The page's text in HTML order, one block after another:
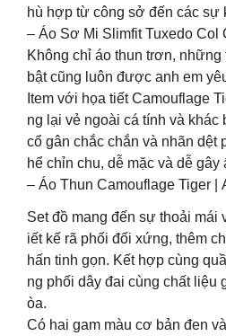
hù hợp từ công sở đến các sự
– Áo Sơ Mi Slimfit Tuxedo Col
Không chỉ áo thun trơn,
bật cũng luôn được anh em
Item với họa tiết Camouflage
ng lại vẻ ngoài cá tính và khác
cổ gân chắc chắn và nhãn dệt
hể chỉn chu, dễ mặc và dễ gây
– Áo Thun Camouflage Tiger |
Set đồ mang đến sự thoải mái
iết kế rã phối đối xứng, thêm
hấn tinh gọn. Kết hợp cùng
ng phối dây đai cùng chất liệu
òa.
Có hai gam màu cơ bản đen